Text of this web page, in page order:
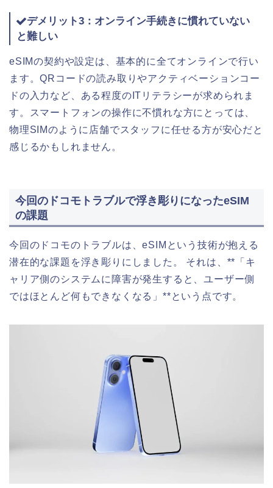
デメリット3：オンライン手続きに慣れていない
と難しい
eSIMの契約や設定は、基本的に全てオンラインで行い
ます。QRコードの読み取りやアクティベーションコー
ドの入力など、ある程度のITリテラシーが求められま
す。スマートフォンの操作に不慣れな方にとっては、
物理SIMのように店舗でスタッフに任せる方が安心だと
感じるかもしれません。
今回のドコモトラブルで浮き彫りになったeSIM
の課題
今回のドコモのトラブルは、eSIMという技術が抱える
潜在的な課題を浮き彫りにしました。 それは、**「キ
ャリア側のシステムに障害が発生すると、ユーザー側
ではほとんど何もできなくなる」**という点です。